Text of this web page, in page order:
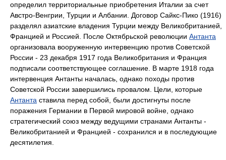
определил территориальные приобретения Италии за счет
Австро-Венгрии, Турции и Албании. Договор Сайкс-Пико (1916)
разделял азиатские владения Турции между Великобританией,
Францией и Россией. После Октябрьской революции Антанта
организовала вооруженную интервенцию против Советской
России - 23 декабря 1917 года Великобритания и Франция
подписали соответствующее соглашение. В марте 1918 года
интервенция Антанты началась, однако походы против
Советской России завершились провалом. Цели, которые
Антанта ставила перед собой, были достигнуты после
поражения Германии в Первой мировой войне, однако
стратегический союз между ведущими странами Антанты -
Великобританией и Францией - сохранился и в последующие
десятилетия.